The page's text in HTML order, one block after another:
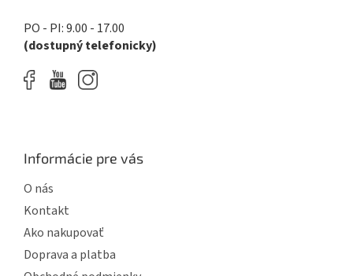
PO - PI: 9.00 - 17.00
(dostupný telefonicky)
Informácie pre vás
O nás
Kontakt
Ako nakupovať
Doprava a platba